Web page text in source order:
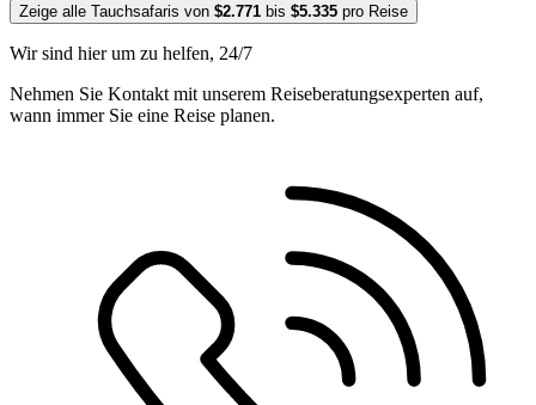
Zeige alle Tauchsafaris von $2.771 bis $5.335 pro Reise
Wir sind hier um zu helfen, 24/7
Nehmen Sie Kontakt mit unserem Reiseberatungsexperten auf,
wann immer Sie eine Reise planen.